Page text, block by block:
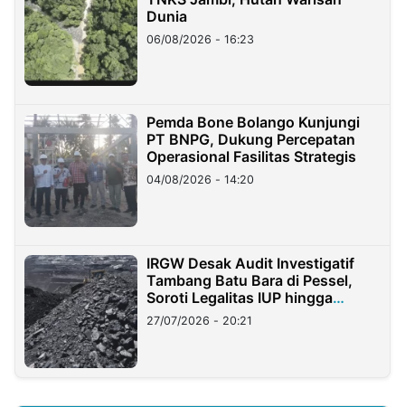
Dunia
06/08/2026 - 16:23
Pemda Bone Bolango Kunjungi
PT BNPG, Dukung Percepatan
Operasional Fasilitas Strategis
04/08/2026 - 14:20
IRGW Desak Audit Investigatif
Tambang Batu Bara di Pessel,
Soroti Legalitas IUP hingga
Stockpile
27/07/2026 - 20:21